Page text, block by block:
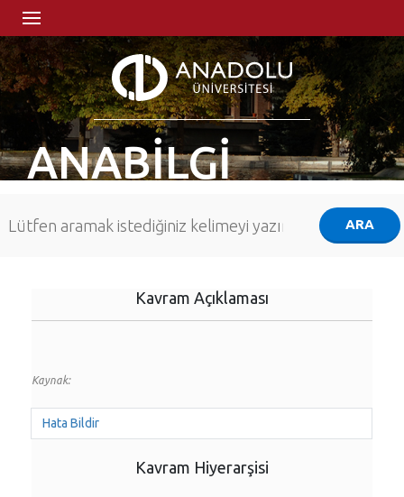
ANABİLGİ
Kavram Açıklaması
Kaynak:
Hata Bildir
Kavram Hiyerarşisi